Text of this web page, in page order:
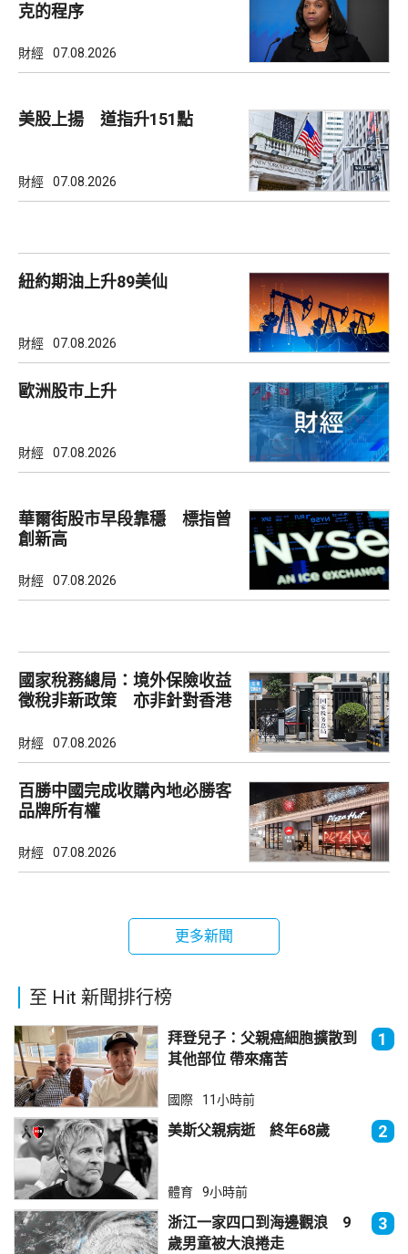
克的程序
財經 07.08.2026
美股上揚 道指升151點
財經 07.08.2026
紐約期油上升89美仙
財經 07.08.2026
歐洲股巿上升
財經 07.08.2026
華爾街股市早段靠穩 標指曾
創新高
財經 07.08.2026
國家稅務總局：境外保險收益
徵稅非新政策 亦非針對香港
財經 07.08.2026
百勝中國完成收購內地必勝客
品牌所有權
財經 07.08.2026
更多新聞
至 Hit 新聞排行榜
拜登兒子：父親癌細胞擴散到
其他部位 帶來痛苦
1
國際 11小時前
美斯父親病逝 終年68歲 2
體育 9小時前
浙江一家四口到海邊觀浪 9
歲男童被大浪捲走
3